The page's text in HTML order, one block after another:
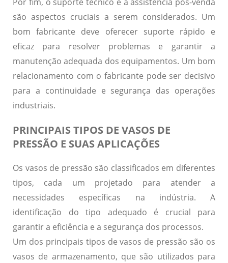
Por fim, o suporte técnico e aassistência pós-venda
são aspectos cruciais a serem considerados. Um
bom fabricante deve oferecer suporte rápido e
eficaz para resolver problemas e garantir a
manutenção adequada dos equipamentos. Um bom
relacionamento com o fabricante pode ser decisivo
para a continuidade e segurança das operações
industriais.
PRINCIPAIS TIPOS DE VASOS DE
PRESSÃO E SUAS APLICAÇÕES
Os vasos de pressão são classificados em diferentes
tipos, cada um projetado para atender a
necessidades específicas na indústria. A
identificação do tipo adequado é crucial para
garantir a eficiência e a segurança dos processos.
Um dos principais tipos de vasos de pressão são os
vasos de armazenamento, que são utilizados para